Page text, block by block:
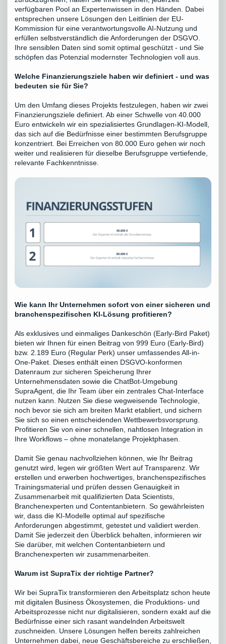
verfügbaren Pool an Expertenwissen in den Händen. Dabei
entsprechen unsere Lösungen den Leitlinien der EU-
Kommission für eine verantwortungsvolle AI-Nutzung und
erfüllen selbstverständlich die Anforderungen der DSGVO.
Ihre sensiblen Daten sind somit optimal geschützt - und Sie
schöpfen das Potenzial modernster Technologien voll aus.
Welche Finanzierungsziele haben wir definiert - und was
bedeuten sie für Sie?
Um den Umfang dieses Projekts festzulegen, haben wir zwei
Finanzierungsziele definiert. Ab einer Schwelle von 40.000
Euro entwickeln wir ein spezialisiertes Grundlagen-KI-Modell,
das sich auf die Bedürfnisse einer bestimmten Berufsgruppe
konzentriert. Bei Erreichen von 80.000 Euro gehen wir noch
weiter und realisieren für dieselbe Berufsgruppe vertiefende,
relevante Fachkenntnisse.
Wie kann Ihr Unternehmen sofort von einer sicheren und
branchenspezifischen KI-Lösung profitieren?
Als exklusives und einmaliges Dankeschön (Early-Bird Paket)
bieten wir Ihnen für einen Beitrag von 999 Euro (Early-Bird)
bzw. 2.189 Euro (Regular Perk) unser umfassendes All-in-
One-Paket. Dieses enthält einen DSGVO-konformen
Datenraum zur sicheren Speicherung Ihrer
Unternehmensdaten sowie die ChatBot-Umgebung
SupraAgent, die Ihr Team über ein zentrales Chat-Interface
nutzen kann. Nutzen Sie diese wegweisende Technologie,
noch bevor sie sich am breiten Markt etabliert, und sichern
Sie sich so einen entscheidenden Wettbewerbsvorsprung.
Profitieren Sie von einer schnellen, nahtlosen Integration in
Ihre Workflows – ohne monatelange Projektphasen.
Damit Sie genau nachvollziehen können, wie Ihr Beitrag
genutzt wird, legen wir größten Wert auf Transparenz. Wir
erstellen und erwerben hochwertiges, branchenspezifisches
Trainingsmaterial und prüfen dessen Genauigkeit in
Zusammenarbeit mit qualifizierten Data Scientists,
Branchenexperten und Contentanbietern. So gewährleisten
wir, dass die KI-Modelle optimal auf spezifische
Anforderungen abgestimmt, getestet und validiert werden.
Damit Sie jederzeit den Überblick behalten, informieren wir
Sie darüber, mit welchen Contentanbietern und
Branchenexperten wir zusammenarbeiten.
Warum ist SupraTix der richtige Partner?
Wir bei SupraTix transformieren den Arbeitsplatz schon heute
mit digitalen Business Ökosystemen, die Produktions- und
Arbeitsprozesse nicht nur digitalisieren, sondern exakt auf die
Bedürfnisse einer sich rasant wandelnden Arbeitswelt
zuschneiden. Unsere Lösungen helfen bereits zahlreichen
Unternehmen dabei, neue Geschäftsbereiche zu erschließen,